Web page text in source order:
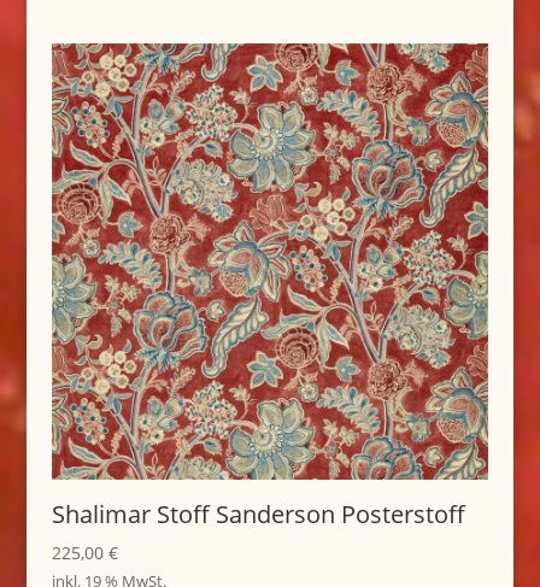
Shalimar Stoff Sanderson Posterstoff
225,00 €
inkl. 19 % MwSt.